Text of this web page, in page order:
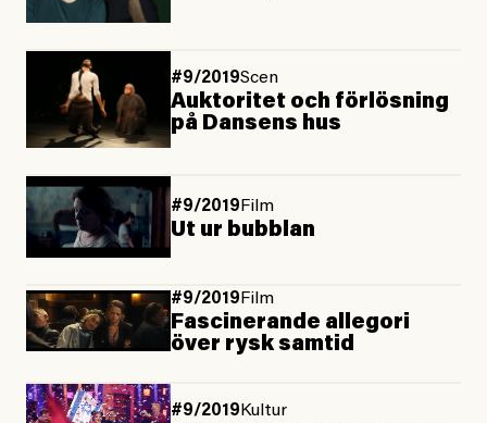
#9/2019Scen
Auktoritet och förlösning
på Dansens hus
#9/2019 Film
Ut ur bubblan
#9/2019 Film
Fascinerande allegori
över rysk samtid
#9/2019Kultur